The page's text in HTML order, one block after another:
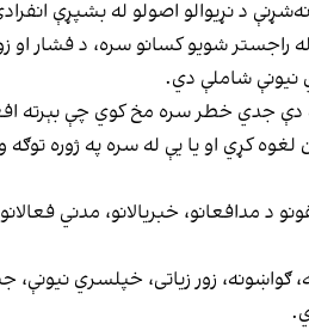
د نړیوالو اصولو له بشپړې
راجستر شویو کسانو سره، د فشار
نیونې شاملې دي.
له دې جدي خطر سره مخ کوي چې
لغوه کړي او یا یې له سره په ژوره
مدافعانو، خبریالانو، مدني
ګواښونه، زور زیاتی، خپلسري